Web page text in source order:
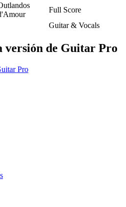
Full Score
Guitar & Vocals
versión de Guitar Pro
Pro